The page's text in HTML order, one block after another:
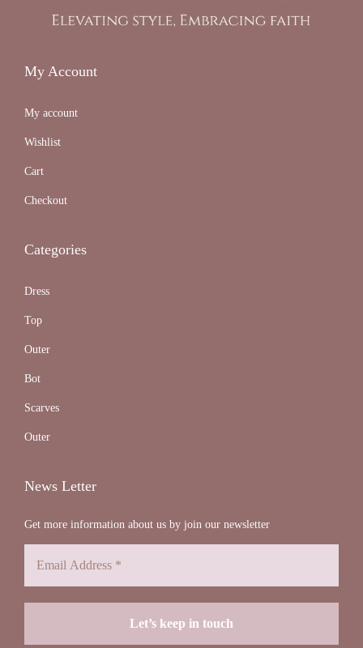
My Account
My account
Wishlist
Cart
Checkout
Categories
Dress
Top
Outer
Bot
Scarves
Outer
News Letter
Get more information about us by join our newsletter